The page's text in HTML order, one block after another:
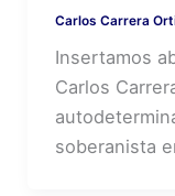
Carlos Carrera
Insertamos
Carlos
soberanista